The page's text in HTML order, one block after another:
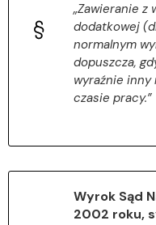
„Zawieranie z
dodatkowej
normalnym
dopuszcza,
wyraźnie inny
czasie pracy.”
Wyrok Sąd
2002 roku,